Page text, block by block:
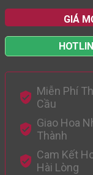
GIÁ
Miễn Phí
Cầu
Giao Hoa
Thành
Cam Kết
Hài Lòng